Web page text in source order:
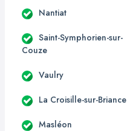
Nantiat
Saint-Symphorien-sur-
Couze
Vaulry
La Croisille-sur-Briance
Masléon